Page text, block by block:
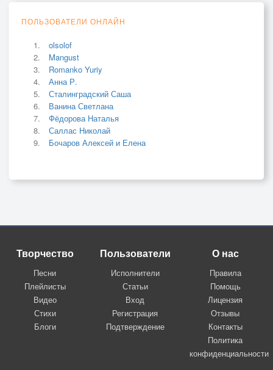
ПОЛЬЗОВАТЕЛИ ОНЛАЙН
olsolof
Mangust
Romanko Yuriy
Анна Р.
Сталинградский Саша
Ванина Светлана
Фёдорова Наталья
Саллас Николай
Бочаров Алексей и Елена
Творчество
Песни
Плейлисты
Видео
Стихи
Блоги
Пользователи
Исполнители
Статьи
Вход
Регистрация
Подтверждение
О нас
Правила
Помощь
Лицензия
Отзывы
Контакты
Политика
конфиденциальности